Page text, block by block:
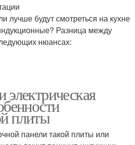
лучше будут смотреться на кухне
Разница между
нюансах:
плиты
панели такой плиты или